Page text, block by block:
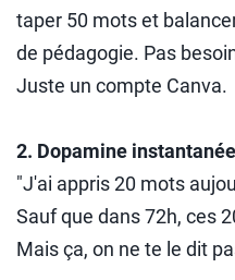
taper 50 mots et
de pédagogie. Pas
Juste un compte Canva.
2. Dopamine instantanée
"J'ai appris 20 mots
Sauf que dans 72h, ces
Mais ça, on ne te le dit